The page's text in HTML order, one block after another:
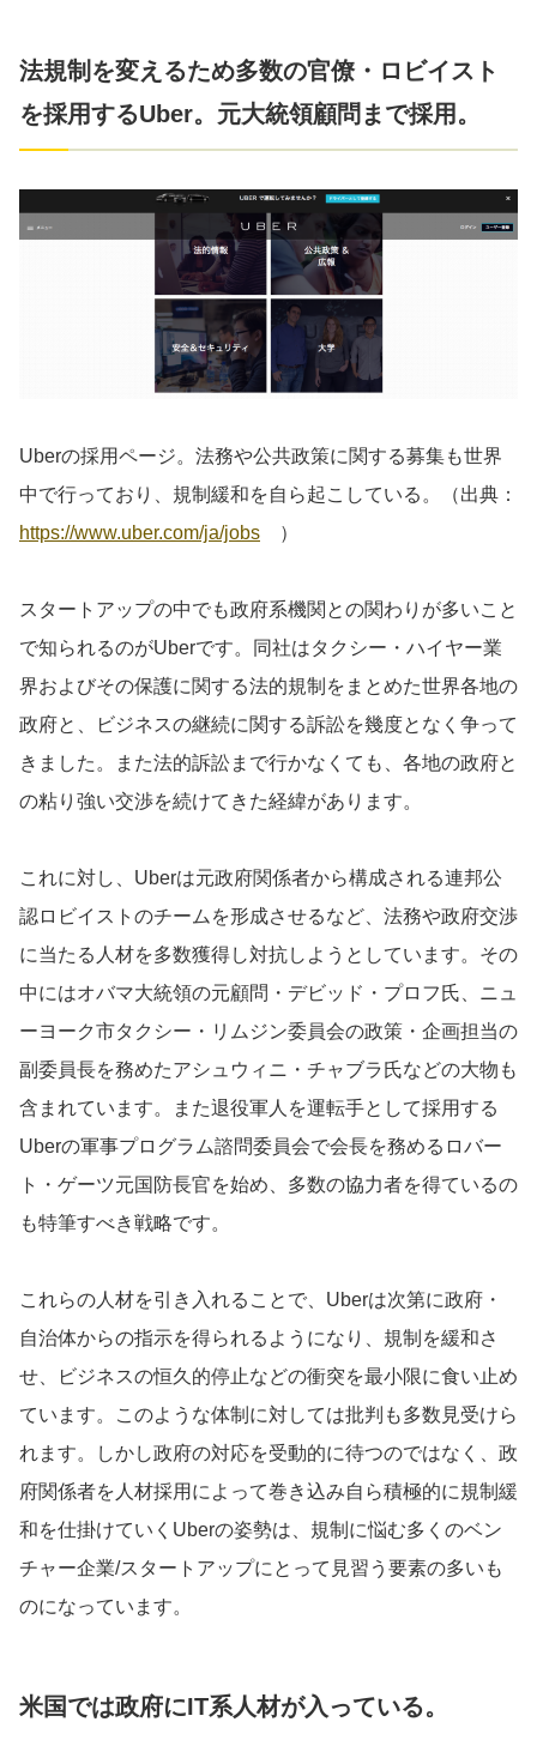
法規制を変えるため多数の官僚・ロビイスト
を採用するUber。元大統領顧問まで採用。
Uberの採用ページ。法務や公共政策に関する募集も世界
中で行っており、規制緩和を自ら起こしている。（出典：
https://www.uber.com/ja/jobs
）
スタートアップの中でも政府系機関との関わりが多いこと
で知られるのがUberです。同社はタクシー・ハイヤー業
界およびその保護に関する法的規制をまとめた世界各地の
政府と、ビジネスの継続に関する訴訟を幾度となく争って
きました。また法的訴訟まで行かなくても、各地の政府と
の粘り強い交渉を続けてきた経緯があります。
これに対し、Uberは元政府関係者から構成される連邦公
認ロビイストのチームを形成させるなど、法務や政府交渉
に当たる人材を多数獲得し対抗しようとしています。その
中にはオバマ大統領の元顧問・デビッド・プロフ氏、ニュ
ーヨーク市タクシー・リムジン委員会の政策・企画担当の
副委員長を務めたアシュウィニ・チャブラ氏などの大物も
含まれています。また退役軍人を運転手として採用する
Uberの軍事プログラム諮問委員会で会長を務めるロバー
ト・ゲーツ元国防長官を始め、多数の協力者を得ているの
も特筆すべき戦略です。
これらの人材を引き入れることで、Uberは次第に政府・
自治体からの指示を得られるようになり、規制を緩和さ
せ、ビジネスの恒久的停止などの衝突を最小限に食い止め
ています。このような体制に対しては批判も多数見受けら
れます。しかし政府の対応を受動的に待つのではなく、政
府関係者を人材採用によって巻き込み自ら積極的に規制緩
和を仕掛けていくUberの姿勢は、規制に悩む多くのベン
チャー企業/スタートアップにとって見習う要素の多いも
のになっています。
米国では政府にIT系人材が入っている。